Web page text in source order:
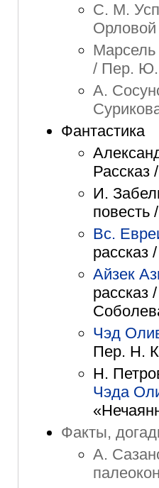
С. М.
Орловой
/ Пер. Ю.
А.
Фантастика
Рассказ
И.
повесть
Вс.
рассказ
Айзек
Чэд
Пер. Н.
Н.
Чэда
Факты,
А.